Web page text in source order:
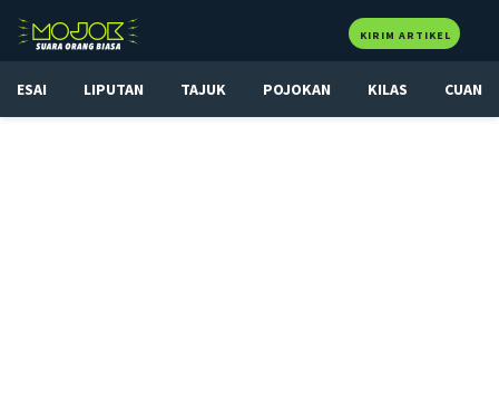
KIRIM ARTIKEL
ESAI LIPUTAN TAJUK POJOKAN KILAS CUAN